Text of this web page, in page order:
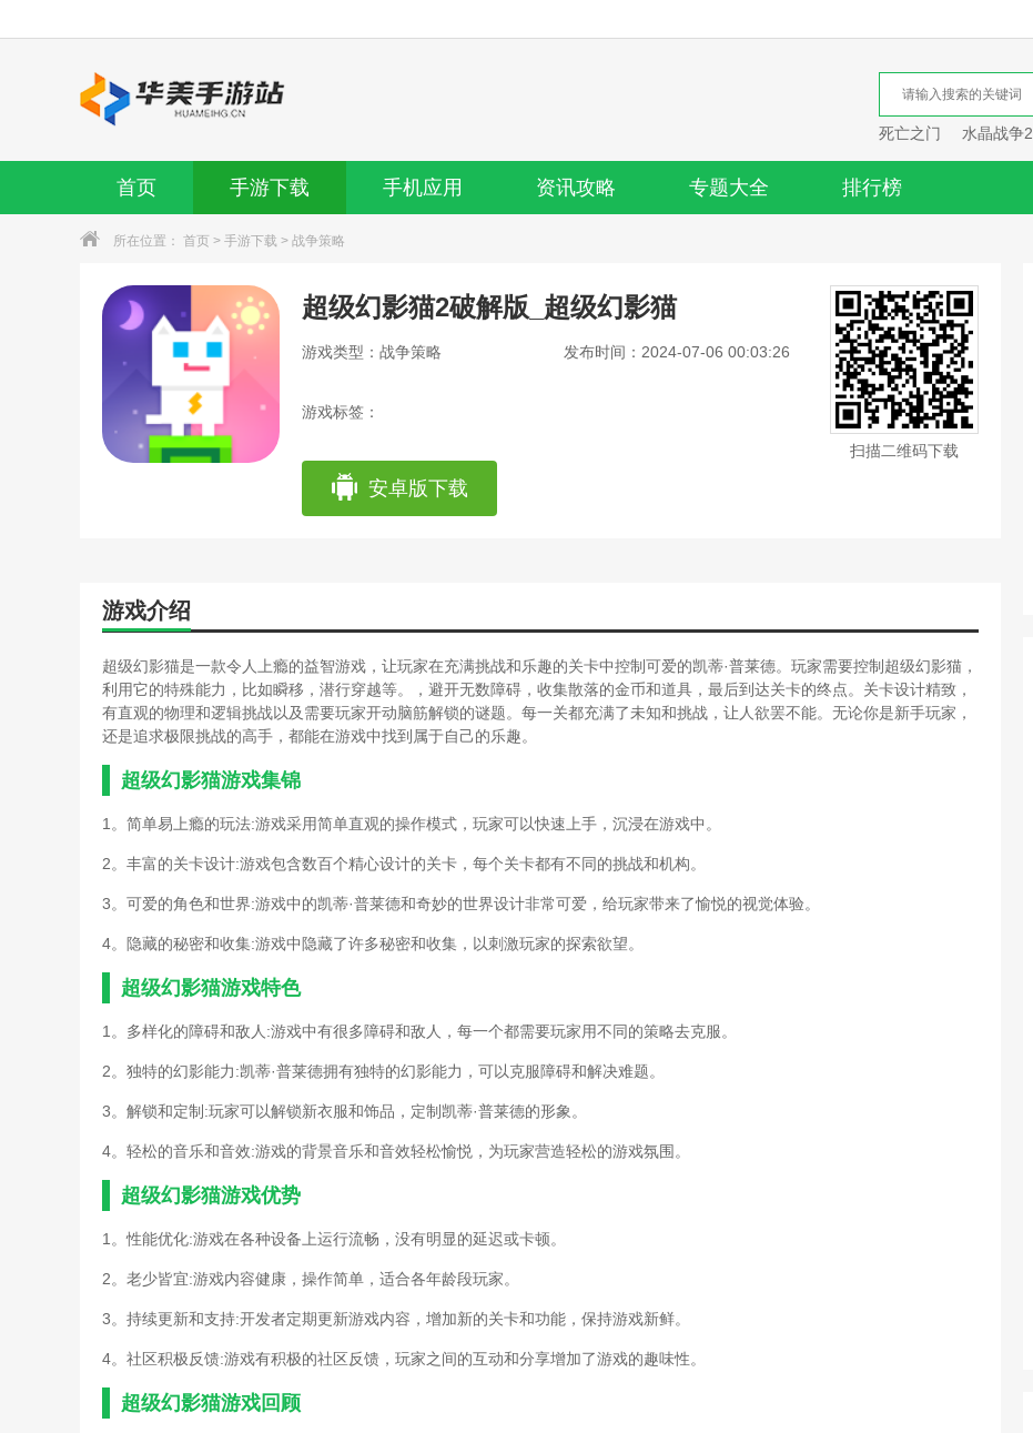
死亡之门 水晶战争2
首页 手游下载 手机应用 资讯攻略 专题大全 排行榜
所在位置： 首页 > 手游下载 > 战争策略
超级幻影猫2破解版_超级幻影猫
游戏类型：战争策略 发布时间：2024-07-06 00:03:26
游戏标签：
安卓版下载
扫描二维码下载
游戏介绍
超级幻影猫是一款令人上瘾的益智游戏，让玩家在充满挑战和乐趣的关卡中控制可爱的凯蒂·普莱德。玩家需要控制超级幻影猫，
利用它的特殊能力，比如瞬移，潜行穿越等。，避开无数障碍，收集散落的金币和道具，最后到达关卡的终点。关卡设计精致，
有直观的物理和逻辑挑战以及需要玩家开动脑筋解锁的谜题。每一关都充满了未知和挑战，让人欲罢不能。无论你是新手玩家，
还是追求极限挑战的高手，都能在游戏中找到属于自己的乐趣。
超级幻影猫游戏集锦
1。简单易上瘾的玩法:游戏采用简单直观的操作模式，玩家可以快速上手，沉浸在游戏中。
2。丰富的关卡设计:游戏包含数百个精心设计的关卡，每个关卡都有不同的挑战和机构。
3。可爱的角色和世界:游戏中的凯蒂·普莱德和奇妙的世界设计非常可爱，给玩家带来了愉悦的视觉体验。
4。隐藏的秘密和收集:游戏中隐藏了许多秘密和收集，以刺激玩家的探索欲望。
超级幻影猫游戏特色
1。多样化的障碍和敌人:游戏中有很多障碍和敌人，每一个都需要玩家用不同的策略去克服。
2。独特的幻影能力:凯蒂·普莱德拥有独特的幻影能力，可以克服障碍和解决难题。
3。解锁和定制:玩家可以解锁新衣服和饰品，定制凯蒂·普莱德的形象。
4。轻松的音乐和音效:游戏的背景音乐和音效轻松愉悦，为玩家营造轻松的游戏氛围。
超级幻影猫游戏优势
1。性能优化:游戏在各种设备上运行流畅，没有明显的延迟或卡顿。
2。老少皆宜:游戏内容健康，操作简单，适合各年龄段玩家。
3。持续更新和支持:开发者定期更新游戏内容，增加新的关卡和功能，保持游戏新鲜。
4。社区积极反馈:游戏有积极的社区反馈，玩家之间的互动和分享增加了游戏的趣味性。
超级幻影猫游戏回顾